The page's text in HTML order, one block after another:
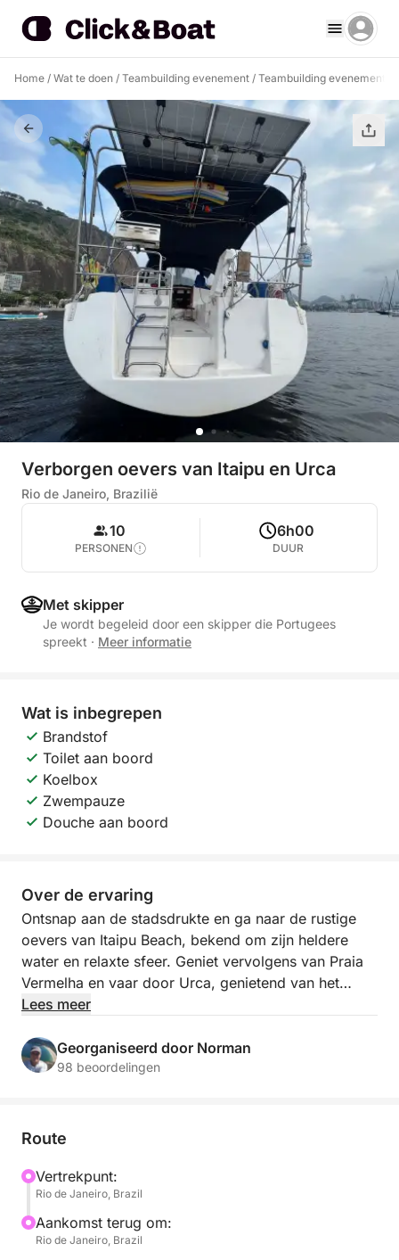
Home / Wat te doen / Teambuilding evenement / Teambuilding evenement
Verborgen oevers van Itaipu en Urca
Rio de Janeiro, Brazilië
10
PERSONEN
6h00
DUUR
Met skipper
Je wordt begeleid door een skipper die Portugees
spreekt · Meer informatie
Wat is inbegrepen
Brandstof
Toilet aan boord
Koelbox
Zwempauze
Douche aan boord
Over de ervaring
Ontsnap aan de stadsdrukte en ga naar de rustige
oevers van Itaipu Beach, bekend om zijn heldere
water en relaxte sfeer. Geniet vervolgens van Praia
Vermelha en vaar door Urca, genietend van het
uitzicht op Rio's iconische bergen en kleurrijke
verkennen, te zwemmen en nieuwe energie op te
doen.
vriend wordt rondgeleid - ontspannen, gastvrij en
gebruikelijke toeristische stops om je de echte
schoonheid van de Braziliaanse kust te laten zien.
Kom voor het uitzicht, blijf voor de sfeer.
Lees meer
Georganiseerd door Norman
98 beoordelingen
Route
Vertrekpunt:
Rio de Janeiro, Brazil
Aankomst terug om:
Rio de Janeiro, Brazil